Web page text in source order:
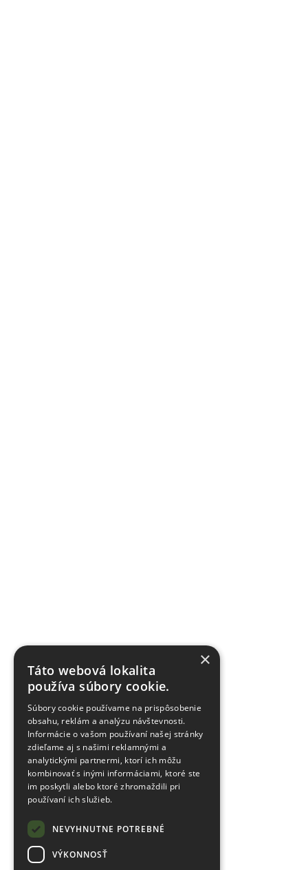
×
Táto webová lokalita
používa súbory cookie.
Súbory cookie používame na prispôsobenie
obsahu, reklám a analýzu návštevnosti.
Informácie o vašom používaní našej stránky
zdieľame aj s našimi reklamnými a
analytickými partnermi, ktorí ich môžu
kombinovať s inými informáciami, ktoré ste
im poskytli alebo ktoré zhromaždili pri
používaní ich služieb.
NEVYHNUTNE POTREBNÉ
VÝKONNOSŤ